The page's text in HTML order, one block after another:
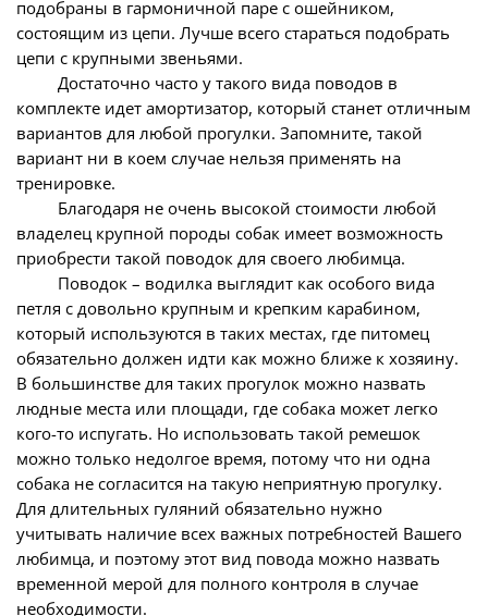
подобраны в гармоничной паре с ошейником,
состоящим из цепи. Лучше всего стараться подобрать
цепи с крупными звеньями.
Достаточно часто у такого вида поводов в
комплекте идет амортизатор, который станет отличным
вариантов для любой прогулки. Запомните, такой
вариант ни в коем случае нельзя применять на
тренировке.
Благодаря не очень высокой стоимости любой
владелец крупной породы собак имеет возможность
приобрести такой поводок для своего любимца.
Поводок – водилка выглядит как особого вида
петля с довольно крупным и крепким карабином,
который используются в таких местах, где питомец
обязательно должен идти как можно ближе к хозяину.
В большинстве для таких прогулок можно назвать
людные места или площади, где собака может легко
кого-то испугать. Но использовать такой ремешок
можно только недолгое время, потому что ни одна
собака не согласится на такую неприятную прогулку.
Для длительных гуляний обязательно нужно
учитывать наличие всех важных потребностей Вашего
любимца, и поэтому этот вид повода можно назвать
временной мерой для полного контроля в случае
необходимости.